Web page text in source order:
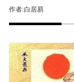
作者:白居易